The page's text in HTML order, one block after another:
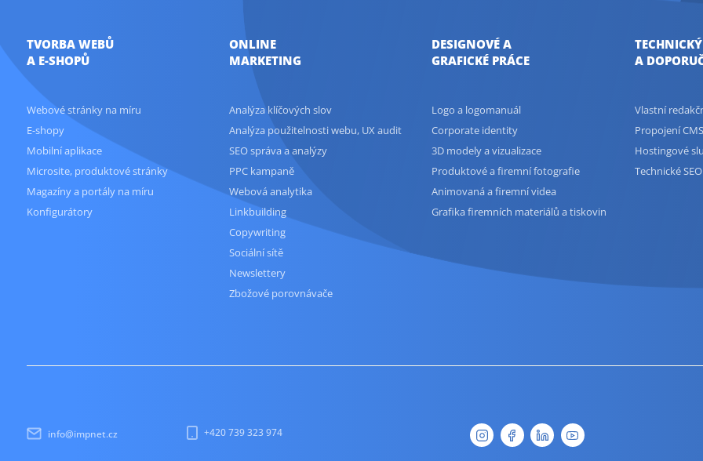
TVORBA WEBŮ
A E-SHOPŮ
Webové stránky na míru
E-shopy
Mobilní aplikace
Microsite, produktové stránky
Magazíny a portály na míru
Konfigurátory
ONLINE
MARKETING
Analýza klíčových slov
Analýza použitelnosti webu, UX audit
SEO správa a analýzy
PPC kampaně
Webová analytika
Linkbuilding
Copywriting
Sociální sítě
Newslettery
Zbožové porovnávače
DESIGNOVÉ A
GRAFICKÉ PRÁCE
Logo a logomanuál
Corporate identity
3D modely a vizualizace
Produktové a firemní fotografie
Animovaná a firemní videa
Grafika firemních materiálů a tiskovin
A
Vlastní
Propojení
Hostingové
Technické SEO
info@impnet.cz +420 739 323 974